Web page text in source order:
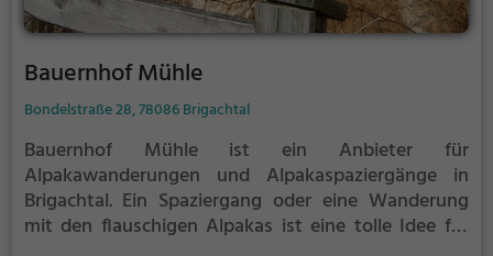
Bauernhof Mühle
Bondelstraße 28, 78086 Brigachtal
Bauernhof Mühle ist ein Anbieter für
Alpakawanderungen und Alpakaspaziergänge in
Brigachtal. Ein Spaziergang oder eine Wanderung
mit den flauschigen Alpakas ist eine tolle Idee für